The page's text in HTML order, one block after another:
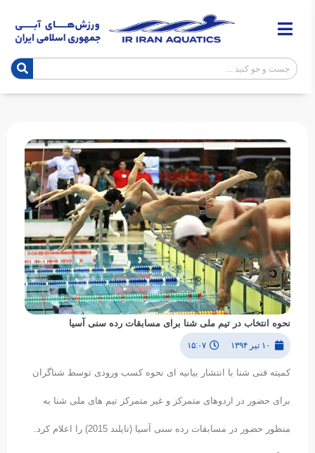
نحوه انتخاب در تیم ملی شنا برای مسابقات رده سنی آسیا
۱۰ تیر ۱۳۹۴ ۱۵:۰۷
کمیته فنی شنا با انتشار بیانیه ای نحوه کسب ورودی توسط شناگران
برای حضور در اردوهای متمرکز و غیر متمرکز تیم های ملی شنا به
منظور حضور در مسابقات رده سنی آسیا (تایلند 2015) را اعلام کرد.